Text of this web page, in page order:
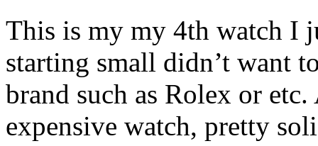
This is my my 4th watch I
starting small didn’t want
brand such as Rolex or
expensive watch, pretty